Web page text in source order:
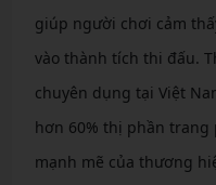
giúp người chơi cảm
vào thành tích thi đấu.
chuyên dụng tại Việt
hơn 60% thị phần
mạnh mẽ của thương